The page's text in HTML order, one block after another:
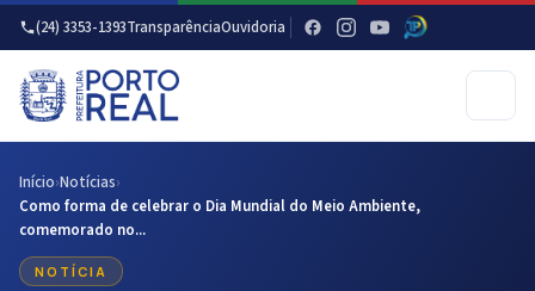
(24) 3353-1393TransparênciaOuvidoria
Início›Notícias›
Como forma de celebrar o Dia Mundial do Meio Ambiente,
comemorado no...
NOTÍCIA